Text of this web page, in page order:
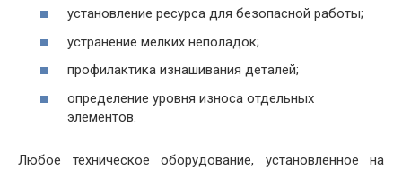
установление ресурса для безопасной работы;
устранение мелких неполадок;
профилактика изнашивания деталей;
определение уровня износа отдельных
элементов.
Любое техническое оборудование, установленное на